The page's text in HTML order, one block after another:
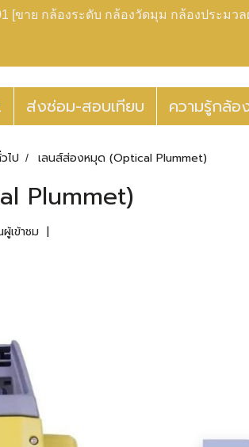
[ขาย กล้องระดับ กล้องวัดมุม กล้องประม
ส่งซ่อม-สอบเทียบ ความรู้กล้อ
ไป เลนส์ส่องหมุด (Optical Plummet)
Plummet)
เข้าชม |